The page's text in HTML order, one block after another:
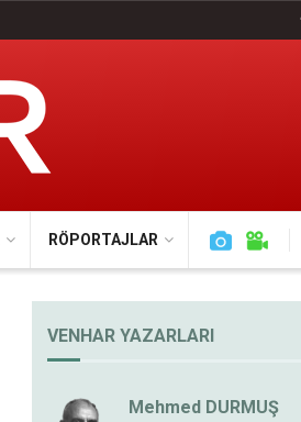
RÖPORTAJLAR
VENHAR YAZARLARI
Mehmed DURMUŞ